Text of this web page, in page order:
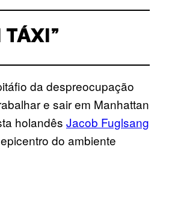
TÁXI”
da despreocupação
e sair em Manhattan
holandês Jacob Fuglsang
do ambiente